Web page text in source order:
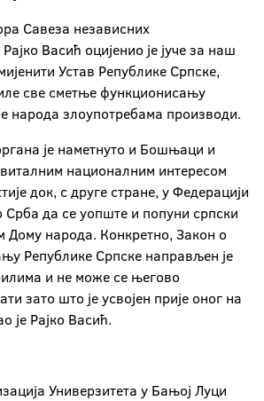
Савеза независних
Васић оцијенио је јуче за наш
Устав Републике Српске,
све сметње функционисању
народа злоупотребама производи.
је наметнуто и Бошњаци и
националним интересом
док, с друге стране, у Федерацији
да се уопште и попуни српски
Дому народа. Конкретно, Закон о
Републике Српске направљен је
и не може се његово
зато што је усвојен прије оног на
је Рајко Васић.
Универзитета у Бањој Луци